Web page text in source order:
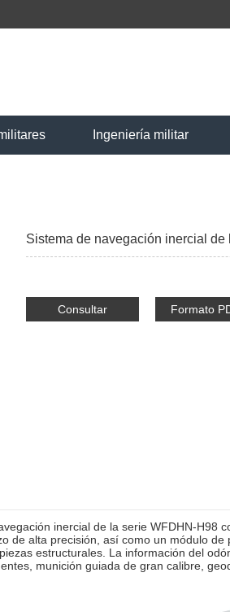
Ingeniería militar
Sistema de navegación inercial
Consultar Formato
inercial de la serie WFDHN-H98
de alta precisión, así como un módulo
estructurales. La información del
munición guiada de gran calibre,